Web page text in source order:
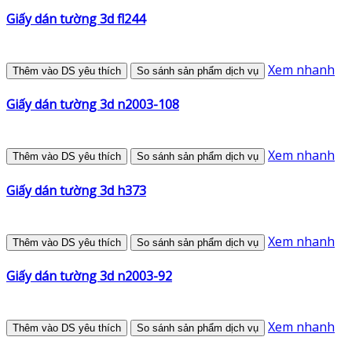
Giấy dán tường 3d fl244
Thêm vào DS yêu thích So sánh sản phẩm dịch vụ Xem nhanh
Giấy dán tường 3d n2003-108
Thêm vào DS yêu thích So sánh sản phẩm dịch vụ Xem nhanh
Giấy dán tường 3d h373
Thêm vào DS yêu thích So sánh sản phẩm dịch vụ Xem nhanh
Giấy dán tường 3d n2003-92
Thêm vào DS yêu thích So sánh sản phẩm dịch vụ Xem nhanh